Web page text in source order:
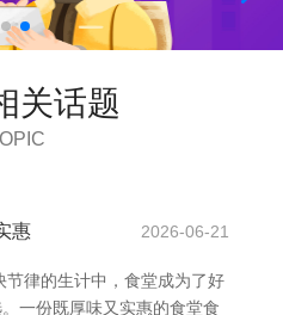
关话题
惠 2026-06-21
律的生计中，食堂成为了好
一份既厚味又实惠的食堂食